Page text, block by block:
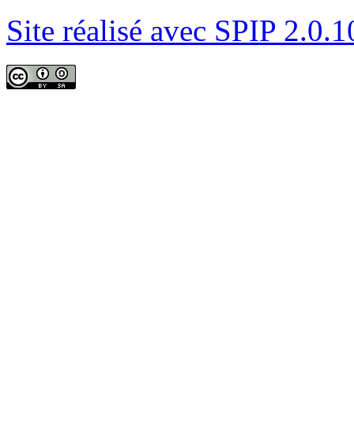
Site réalisé avec SPIP